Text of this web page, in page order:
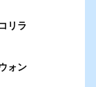
リラ
ォン